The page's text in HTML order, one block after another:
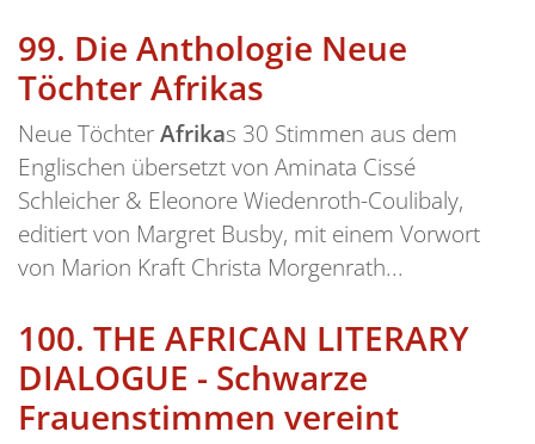
99. Die Anthologie Neue
Töchter Afrikas
Neue TöchterAfrikas 30 Stimmen aus dem
Englischen übersetzt von Aminata Cissé
Schleicher & Eleonore Wiedenroth-Coulibaly,
editiert von Margret Busby, mit einem Vorwort
von Marion Kraft Christa Morgenrath...
100. THE AFRICAN LITERARY
DIALOGUE - Schwarze
Frauenstimmen vereint